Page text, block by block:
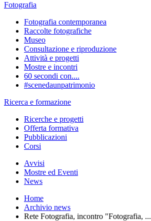
Fotografia
Fotografia contemporanea
Raccolte fotografiche
Museo
Consultazione e riproduzione
Attività e progetti
Mostre e incontri
60 secondi con....
#scenedaunpatrimonio
Ricerca e formazione
Ricerche e progetti
Offerta formativa
Pubblicazioni
Corsi
Avvisi
Mostre ed Eventi
News
Home
Archivio news
Rete Fotografia, incontro "Fotografia, ...